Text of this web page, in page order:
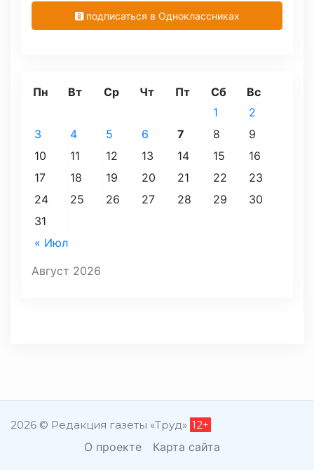
подписаться в Одноклассниках
Август 2026
Пн Вт Ср Чт Пт Сб Вс
« Июл
1
2
3
4 5 6 7 8
9
10
11 12 13 14 15
16
17
18 19 20 21 22
23
24
25 26 27 28 29
30
31
2026 © Редакция газеты «Труд» 12+
О проекте Карта сайта